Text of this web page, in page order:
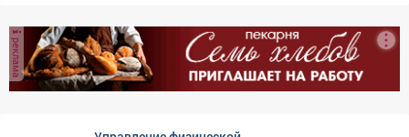
волейбол 🏅 Уголок «ГТО» 🥳 Победителей и призёров
награждаем призами! Не пропусти главный
спортивный день лета!
реклама